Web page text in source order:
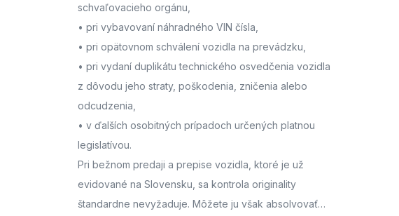
schvaľovacieho orgánu,
• pri vybavovaní náhradného VIN čísla,
• pri opätovnom schválení vozidla na prevádzku,
• pri vydaní duplikátu technického osvedčenia vozidla
z dôvodu jeho straty, poškodenia, zničenia alebo
odcudzenia,
• v ďalších osobitných prípadoch určených platnou
legislatívou.
Pri bežnom predaji a prepise vozidla, ktoré je už
evidované na Slovensku, sa kontrola originality
štandardne nevyžaduje. Môžete ju však absolvovať